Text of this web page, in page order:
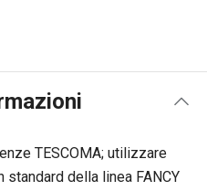
TESCOMA; utilizzare
della linea FANCY